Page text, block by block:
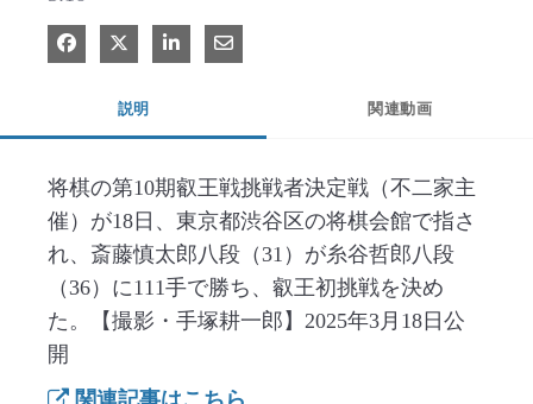
Facebook で共有
Xで共有する
LinkedIn で共有
電子メールで共有
説明 関連動画
将棋の第10期叡王戦挑戦者決定戦（不二家主
催）が18日、東京都渋谷区の将棋会館で指さ
れ、斎藤慎太郎八段（31）が糸谷哲郎八段
（36）に111手で勝ち、叡王初挑戦を決め
た。【撮影・手塚耕一郎】2025年3月18日公
開
関連記事はこちら